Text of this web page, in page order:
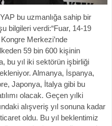
bu uzmanlığa sahip bir
bilgileri verdi:“Fuar, 14-19
Merkezi’nde
59 bin 600 kişinin
bu yıl iki sektörün işbirliği
Almanya, İspanya,
Japonya, İtalya gibi bu
olacak. Geçen yılki
alışveriş yıl sonuna kadar
oldu. Bu yıl beklentimiz